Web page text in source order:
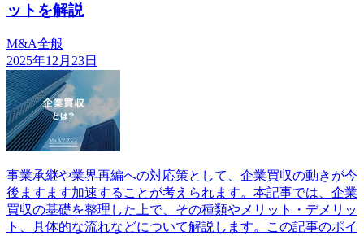
ットを解説
M&A全般
2025年12月23日
事業承継や業界再編への対応策として、企業買収の動きが今
後ますます加速することが考えられます。本記事では、企業
買収の基礎を整理した上で、その種類やメリット・デメリッ
ト、具体的な流れなどについて解説します。この記事のポイ